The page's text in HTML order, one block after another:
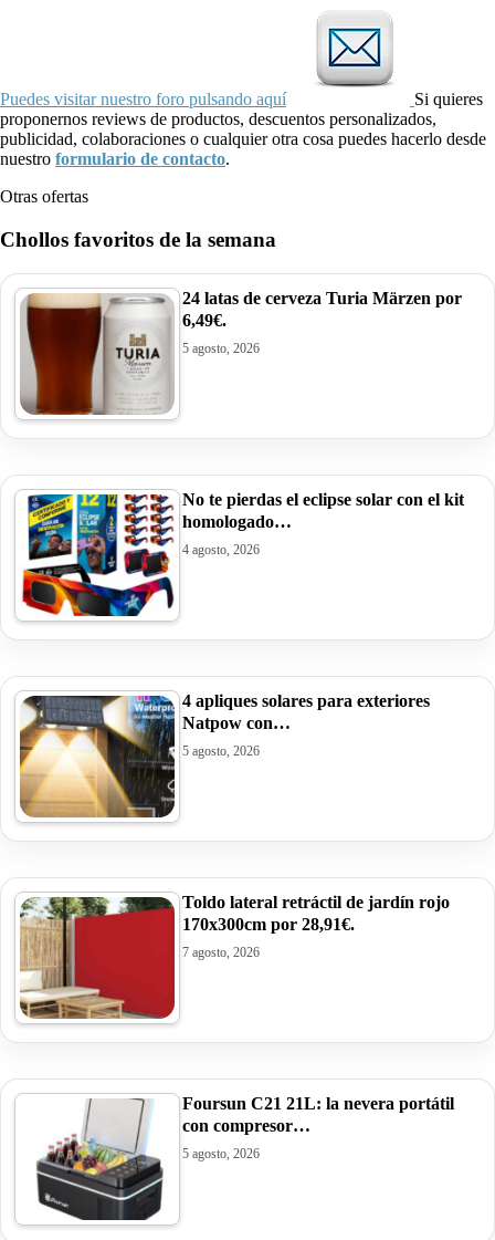
Puedes visitar nuestro foro pulsando aquí
Si quieres
proponernos reviews de productos, descuentos personalizados,
publicidad, colaboraciones o cualquier otra cosa puedes hacerlo desde
nuestro formulario de contacto.
Otras ofertas
Chollos favoritos de la semana
24 latas de cerveza Turia Märzen por
6,49€.
5 agosto, 2026
No te pierdas el eclipse solar con el kit
homologado…
4 agosto, 2026
4 apliques solares para exteriores
Natpow con…
5 agosto, 2026
Toldo lateral retráctil de jardín rojo
170x300cm por 28,91€.
7 agosto, 2026
Foursun C21 21L: la nevera portátil
con compresor…
5 agosto, 2026